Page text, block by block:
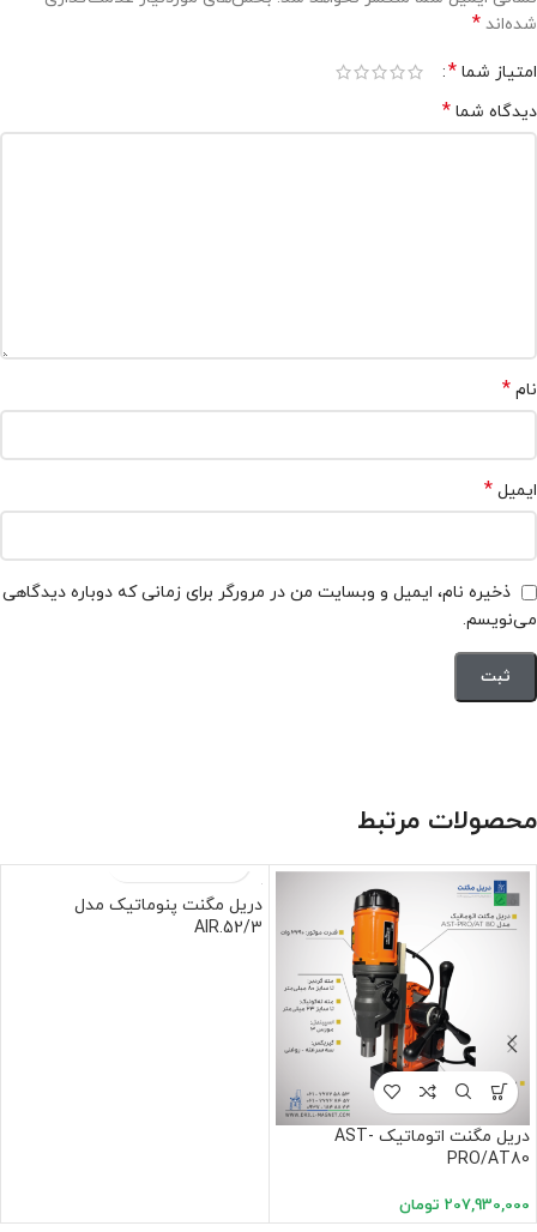
شده‌اند *
امتیاز شما *
دیدگاه شما *
نام *
ایمیل *
ذخیره نام، ایمیل و وبسایت من در مرورگر برای زمانی که دوباره دیدگاهی
می‌نویسم.
محصولات مرتبط
دریل مگنت اتوماتیک AST-
PRO/AT80
207,930,000 تومان
دریل مگنت پنوماتیک مدل
AIR.52/3